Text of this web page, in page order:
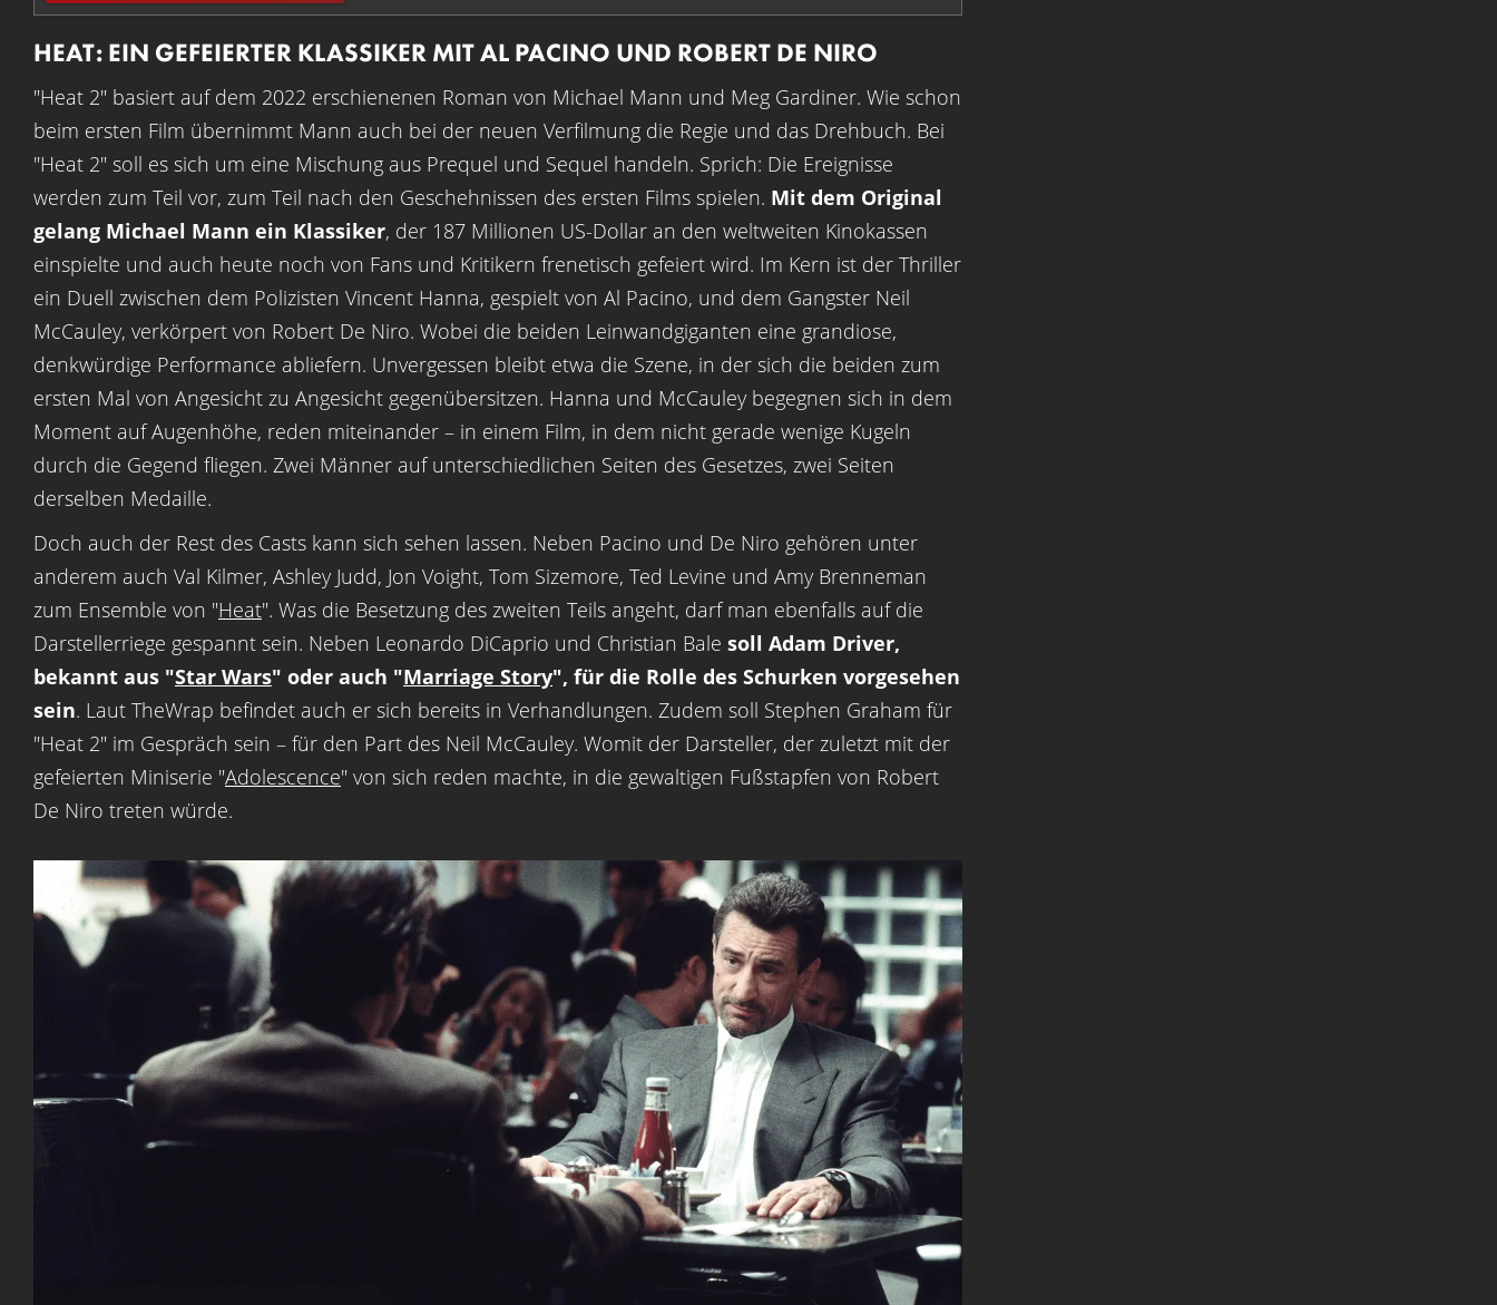
HEAT: EIN GEFEIERTER KLASSIKER MIT AL PACINO UND ROBERT DE NIRO
"Heat 2" basiert auf dem 2022 erschienenen Roman von Michael Mann und Meg Gardiner. Wie schon
beim ersten Film übernimmt Mann auch bei der neuen Verfilmung die Regie und das Drehbuch. Bei
"Heat 2" soll es sich um eine Mischung aus Prequel und Sequel handeln. Sprich: Die Ereignisse
werden zum Teil vor, zum Teil nach den Geschehnissen des ersten Films spielen. Mit dem Original
gelang Michael Mann ein Klassiker, der 187 Millionen US-Dollar an den weltweiten Kinokassen
einspielte und auch heute noch von Fans und Kritikern frenetisch gefeiert wird. Im Kern ist der Thriller
ein Duell zwischen dem Polizisten Vincent Hanna, gespielt von Al Pacino, und dem Gangster Neil
McCauley, verkörpert von Robert De Niro. Wobei die beiden Leinwandgiganten eine grandiose,
denkwürdige Performance abliefern. Unvergessen bleibt etwa die Szene, in der sich die beiden zum
ersten Mal von Angesicht zu Angesicht gegenübersitzen. Hanna und McCauley begegnen sich in dem
Moment auf Augenhöhe, reden miteinander – in einem Film, in dem nicht gerade wenige Kugeln
durch die Gegend fliegen. Zwei Männer auf unterschiedlichen Seiten des Gesetzes, zwei Seiten
derselben Medaille.
Doch auch der Rest des Casts kann sich sehen lassen. Neben Pacino und De Niro gehören unter
anderem auch Val Kilmer, Ashley Judd, Jon Voight, Tom Sizemore, Ted Levine und Amy Brenneman
zum Ensemble von "Heat". Was die Besetzung des zweiten Teils angeht, darf man ebenfalls auf die
Darstellerriege gespannt sein. Neben Leonardo DiCaprio und Christian Bale soll Adam Driver,
bekannt aus "Star Wars" oder auch "Marriage Story", für die Rolle des Schurken vorgesehen
sein. Laut TheWrap befindet auch er sich bereits in Verhandlungen. Zudem soll Stephen Graham für
"Heat 2" im Gespräch sein – für den Part des Neil McCauley. Womit der Darsteller, der zuletzt mit der
gefeierten Miniserie "Adolescence" von sich reden machte, in die gewaltigen Fußstapfen von Robert
De Niro treten würde.